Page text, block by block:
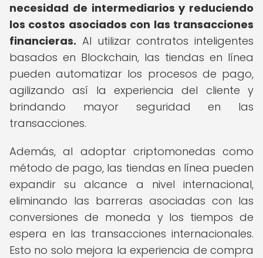
necesidad de intermediarios y reduciendo
los costos asociados con las transacciones
financieras. Al utilizar contratos inteligentes
basados en Blockchain, las tiendas en línea
pueden automatizar los procesos de pago,
agilizando así la experiencia del cliente y
brindando mayor seguridad en las
transacciones.
Además, al adoptar criptomonedas como
método de pago, las tiendas en línea pueden
expandir su alcance a nivel internacional,
eliminando las barreras asociadas con las
conversiones de moneda y los tiempos de
espera en las transacciones internacionales.
Esto no solo mejora la experiencia de compra